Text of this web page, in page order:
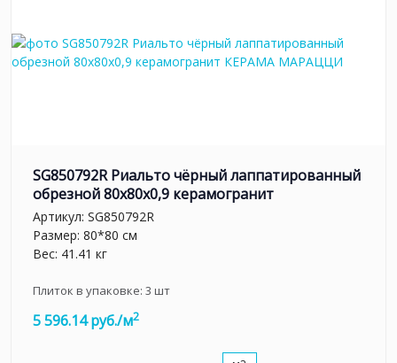
SG850792R Риальто чёрный лаппатированный
обрезной 80x80x0,9 керамогранит
Артикул: SG850792R
Размер: 80*80 см
Вес: 41.41 кг
Плиток в упаковке: 3 шт
5 596.14 руб./м2